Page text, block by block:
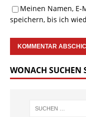
Meinen Namen,
speichern, bis ich
WONACH SUCHEN